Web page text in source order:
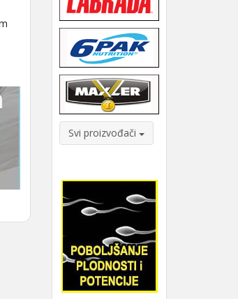
Svi proizvođači